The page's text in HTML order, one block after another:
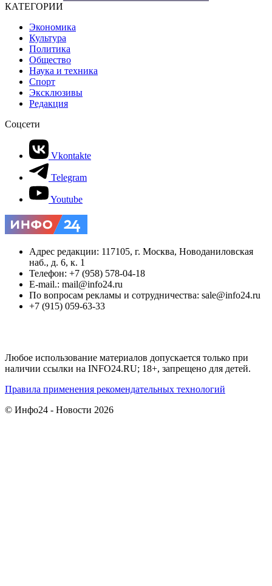
КАТЕГОРИИ
Экономика
Культура
Политика
Общество
Наука и техника
Спорт
Эксклюзивы
Редакция
Соцсети
Vkontakte
Telegram
Youtube
Адрес редакции: 117105, г. Москва, Новоданиловская
наб., д. 6, к. 1
Телефон: +7 (958) 578-04-18
E-mail.: mail@info24.ru
По вопросам рекламы и сотрудничества: sale@info24.ru
+7 (915) 059-63-33
Любое использование материалов допускается только при
наличии ссылки на INFO24.RU; 18+, запрещено для детей.
Правила применения рекомендательных технологий
© Инфо24 - Новости 2026